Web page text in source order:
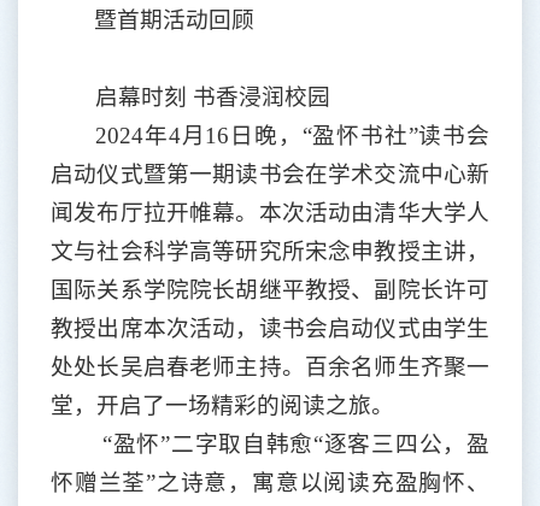
暨首期活动回顾
启幕时刻 书香浸润校园
2024年4月16日晚，“盈怀书社”读书会
启动仪式暨第一期读书会在学术交流中心新
闻发布厅拉开帷幕。本次活动由清华大学人
文与社会科学高等研究所宋念申教授主讲，
国际关系学院院长胡继平教授、副院长许可
教授出席本次活动，读书会启动仪式由学生
处处长吴启春老师主持。百余名师生齐聚一
堂，开启了一场精彩的阅读之旅。
“盈怀”二字取自韩愈“逐客三四公，盈
怀赠兰荃”之诗意，寓意以阅读充盈胸怀、